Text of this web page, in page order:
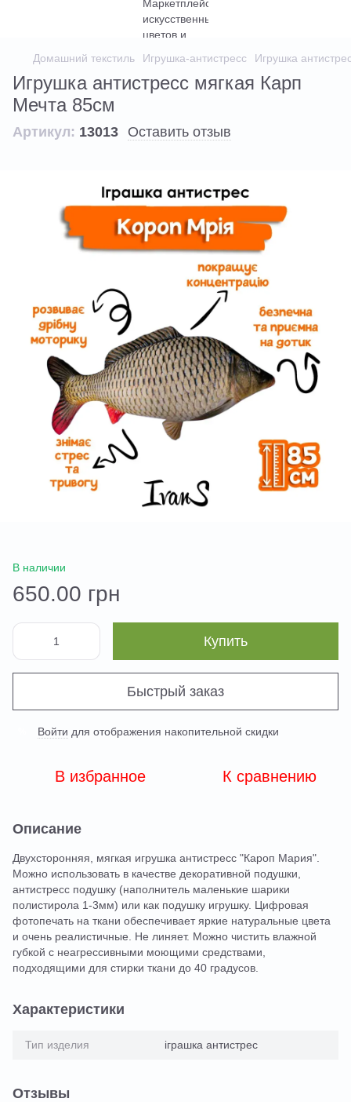
Домашний текстиль Игрушка-антистресс Игрушка
Игрушка антистресс мягкая Карп
Мечта 85см
Артикул: 13013 Оставить отзыв
В наличии
650.00 грн
Купить
Быстрый заказ
Войти для отображения накопительной скидки
В избранное К сравнению
Описание
Двухсторонняя, мягкая игрушка антистресс "Кароп Мария".
Можно использовать в качестве декоративной подушки,
антистресс подушку (наполнитель маленькие шарики
полистирола 1-3мм) или как подушку игрушку. Цифровая
фотопечать на ткани обеспечивает яркие натуральные цвета
и очень реалистичные. Не линяет. Можно чистить влажной
губкой с неагрессивными моющими средствами,
подходящими для стирки ткани до 40 градусов.
Характеристики
Тип изделия іграшка антистрес
Отзывы